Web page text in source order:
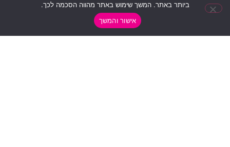
ביותר באתר. המשך שימוש באתר מהווה הסכמה לכך.
אישור והמשך